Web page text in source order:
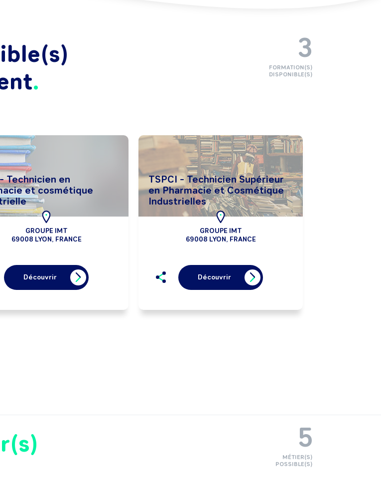
Technicien en
et cosmétique
GROUPE IMT
69008 LYON, FRANCE
Découvrir
TSPCI - Technicien Supérieur
en Pharmacie et Cosmétique
Industrielles
GROUPE IMT
69008 LYON, FRANCE
Découvrir
3
FORMATION(S)
DISPONIBLE(S)
5
MÉTIER(S)
POSSIBLE(S)